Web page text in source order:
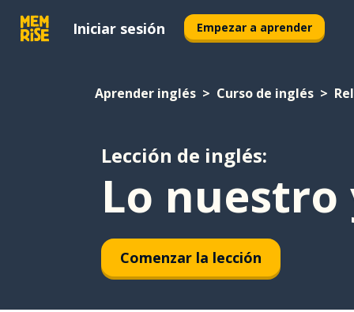
Iniciar sesión Empezar a aprender
Aprender inglés Curso de inglés
Lección de inglés:
Lo nuestro
Comenzar la lección